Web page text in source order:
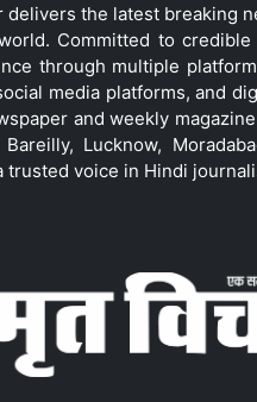
the latest breaking
Committed to
through multiple
media platforms, and
and weekly
Lucknow,
voice in Hindi